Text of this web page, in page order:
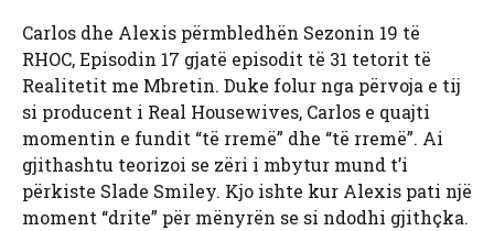
Carlos dhe Alexis përmbledhën Sezonin 19 të
RHOC, Episodin 17 gjatë episodit të 31 tetorit të
Realitetit me Mbretin. Duke folur nga përvoja e tij
si producent i Real Housewives, Carlos e quajti
momentin e fundit “të rremë” dhe “të rremë”. Ai
gjithashtu teorizoi se zëri i mbytur mund t’i
përkiste Slade Smiley. Kjo ishte kur Alexis pati një
moment “drite” për mënyrën se si ndodhi gjithçka.